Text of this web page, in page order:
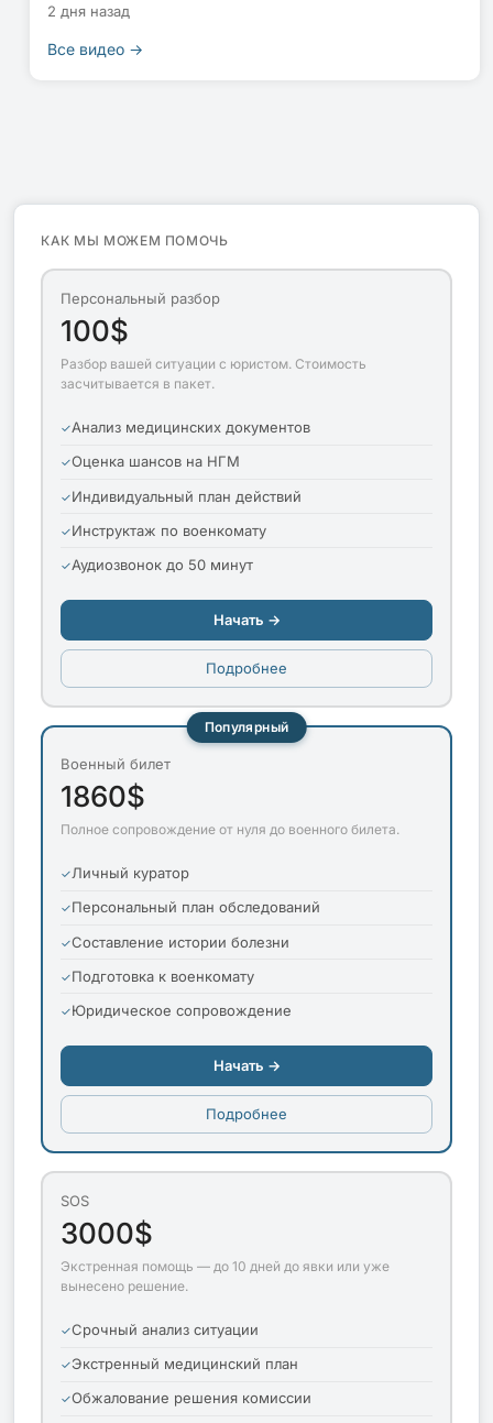
2 дня назад
Все видео →
КАК МЫ МОЖЕМ ПОМОЧЬ
Персональный разбор
100$
Разбор вашей ситуации с юристом. Стоимость
засчитывается в пакет.
Анализ медицинских документов
Оценка шансов на НГМ
Индивидуальный план действий
Инструктаж по военкомату
Аудиозвонок до 50 минут
Начать →
Подробнее
Популярный
Военный билет
1860$
Полное сопровождение от нуля до военного билета.
Личный куратор
Персональный план обследований
Составление истории болезни
Подготовка к военкомату
Юридическое сопровождение
Начать →
Подробнее
SOS
3000$
Экстренная помощь — до 10 дней до явки или уже
вынесено решение.
Срочный анализ ситуации
Экстренный медицинский план
Обжалование решения комиссии